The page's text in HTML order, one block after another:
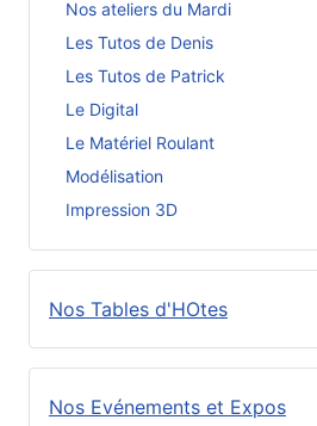
Nos ateliers du Mardi
Les Tutos de Denis
Les Tutos de Patrick
Le Digital
Le Matériel Roulant
Modélisation
Impression 3D
Nos Tables d'HOtes
Nos Evénements et Expos